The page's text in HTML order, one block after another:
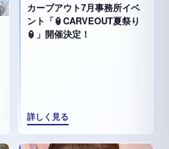
カーブアウト7月事務所イベ
ント「🏮CARVEOUT夏祭り
🏮」開催決定！
詳しく見る